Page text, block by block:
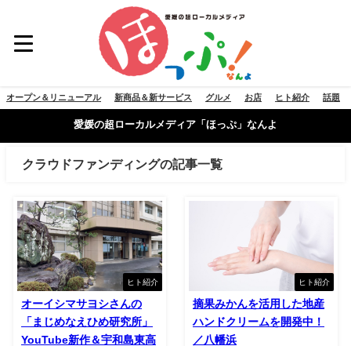
オープン＆リニューアル 新商品＆新サービス グルメ お店 ヒト紹介 話題
愛媛の超ローカルメディア「ほっぷ」なんよ
クラウドファンディングの記事一覧
ヒト紹介
オーイシマサヨシさんの
「まじめなえひめ研究所」
YouTube新作＆宇和島東高
ヒト紹介
摘果みかんを活用した地産
ハンドクリームを開発中！
／八幡浜